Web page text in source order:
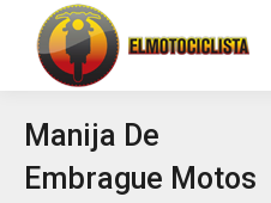
Manija De
Embrague Motos